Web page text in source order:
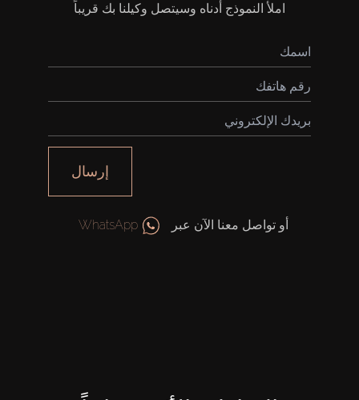
املأ النموذج أدناه وسيتصل وكيلنا بك قريباً
إرسال
أو تواصل معنا الآن عبر WhatsApp